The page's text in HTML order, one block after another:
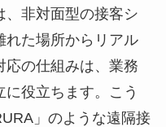
、非対面型の接客シ
れた場所からリアル
応の仕組みは、業務
役立ちます。こう
」のような遠隔接